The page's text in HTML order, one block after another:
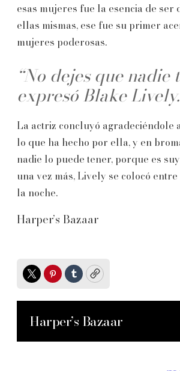
esas mujeres fue la esencia de ser
ellas mismas, ese fue su primer
mujeres poderosas.
“No dejes que nadie
expresó Blake Lively.
La actriz concluyó agradeciéndole
lo que ha hecho por ella, y en
nadie lo puede tener, porque es
una vez más, Lively se colocó
la noche.
Harper’s Bazaar
TwitterPinterest
TumblrCopy
Harper’s Bazaar